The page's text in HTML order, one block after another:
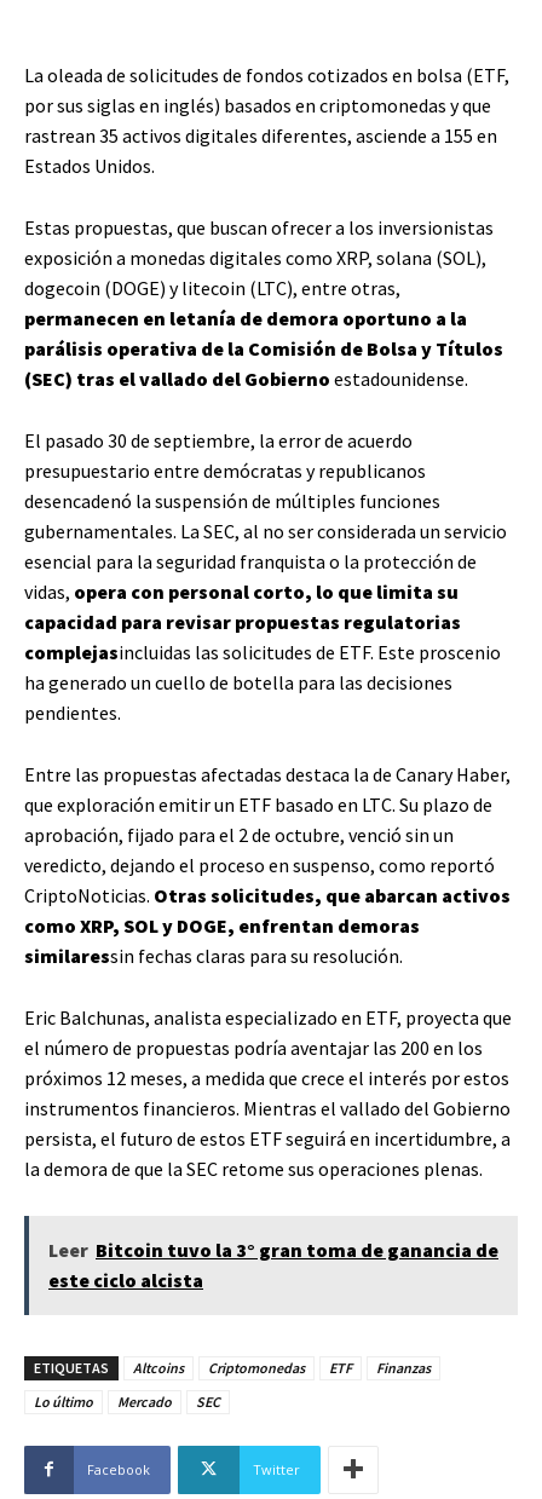
La oleada de solicitudes de fondos cotizados en bolsa (ETF,
por sus siglas en inglés) basados en criptomonedas y que
rastrean 35 activos digitales diferentes, asciende a 155 en
Estados Unidos.
Estas propuestas, que buscan ofrecer a los inversionistas
exposición a monedas digitales como XRP, solana (SOL),
dogecoin (DOGE) y litecoin (LTC), entre otras,
permanecen en letanía de demora oportuno a la
parálisis operativa de la Comisión de Bolsa y Títulos
(SEC) tras el vallado del Gobierno estadounidense.
El pasado 30 de septiembre, la error de acuerdo
presupuestario entre demócratas y republicanos
desencadenó la suspensión de múltiples funciones
gubernamentales. La SEC, al no ser considerada un servicio
esencial para la seguridad franquista o la protección de
vidas, opera con personal corto, lo que limita su
capacidad para revisar propuestas regulatorias
complejasincluidas las solicitudes de ETF. Este proscenio
ha generado un cuello de botella para las decisiones
pendientes.
Entre las propuestas afectadas destaca la de Canary Haber,
que exploración emitir un ETF basado en LTC. Su plazo de
aprobación, fijado para el 2 de octubre, venció sin un
veredicto, dejando el proceso en suspenso, como reportó
CriptoNoticias. Otras solicitudes, que abarcan activos
como XRP, SOL y DOGE, enfrentan demoras
similaressin fechas claras para su resolución.
Eric Balchunas, analista especializado en ETF, proyecta que
el número de propuestas podría aventajar las 200 en los
próximos 12 meses, a medida que crece el interés por estos
instrumentos financieros. Mientras el vallado del Gobierno
persista, el futuro de estos ETF seguirá en incertidumbre, a
la demora de que la SEC retome sus operaciones plenas.
Leer Bitcoin tuvo la 3° gran toma de ganancia de
este ciclo alcista
ETIQUETAS Altcoins Criptomonedas ETF
Finanzas
Lo último
Mercado SEC
Facebook Twitter